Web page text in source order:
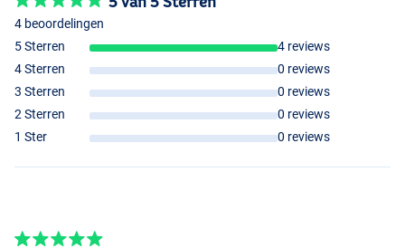
4 beoordelingen
5 Sterren
4 reviews
4 Sterren
0 reviews
3 Sterren
0 reviews
2 Sterren
0 reviews
1 Ster
0 reviews